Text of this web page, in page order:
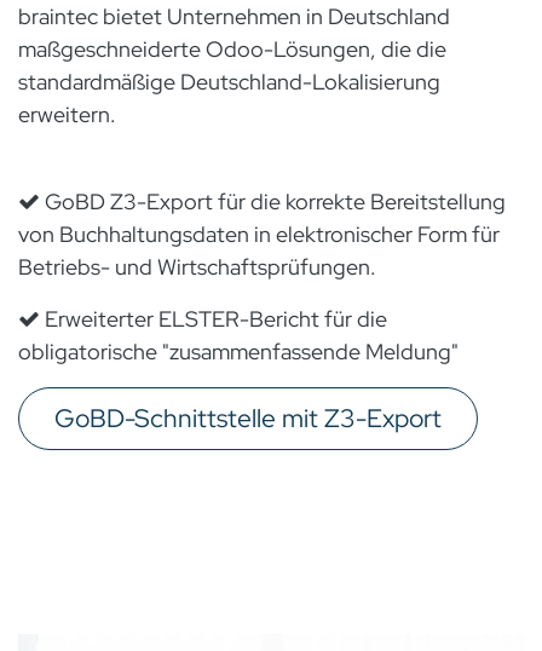
braintec bietet Unternehmen in Deutschland
maßgeschneiderte Odoo-Lösungen, die die
standardmäßige Deutschland-Lokalisierung
erweitern.
GoBD Z3-Export für die korrekte Bereitstellung
von Buchhaltungsdaten in elektronischer Form für
Betriebs- und Wirtschaftsprüfungen.
Erweiterter ELSTER-Bericht für die
obligatorische "zusammenfassende Meldung"
GoBD-Schnittstelle mit Z3-Export